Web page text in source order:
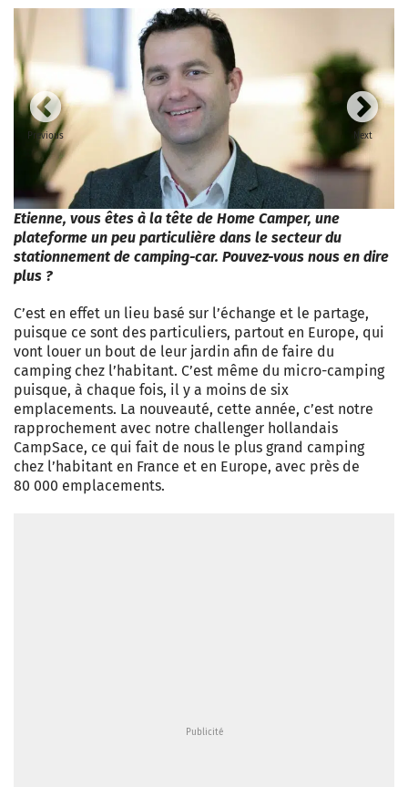
Previous Next
Etienne, vous êtes à la tête de Home Camper, une
plateforme un peu particulière dans le secteur du
stationnement de camping-car. Pouvez-vous nous en dire
plus ?
C’est en effet un lieu basé sur l’échange et le partage,
puisque ce sont des particuliers, partout en Europe, qui
vont louer un bout de leur jardin afin de faire du
camping chez l’habitant. C’est même du micro-camping
puisque, à chaque fois, il y a moins de six
emplacements. La nouveauté, cette année, c’est notre
rapprochement avec notre challenger hollandais
CampSace, ce qui fait de nous le plus grand camping
chez l’habitant en France et en Europe, avec près de
80 000 emplacements.